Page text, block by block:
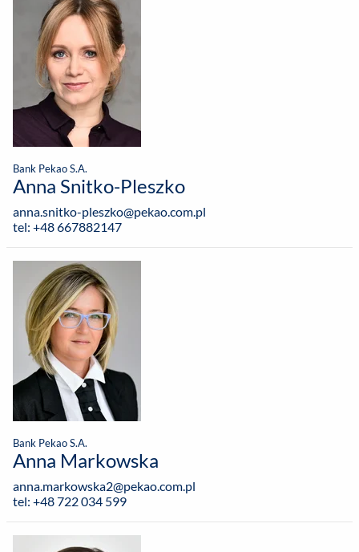
Bank Pekao S.A.
Anna Snitko-Pleszko
anna.snitko-pleszko@pekao.com.pl
tel: +48 667882147
Bank Pekao S.A.
Anna Markowska
anna.markowska2@pekao.com.pl
tel: +48 722 034 599